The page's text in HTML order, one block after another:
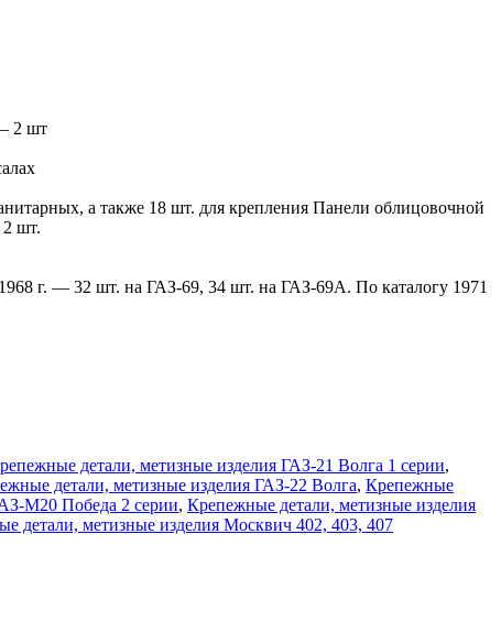
2 шт
а также 18 шт. для крепления Панели облицовочной
шт.
г. — 32 шт. на ГАЗ-69, 34 шт. на ГАЗ-69А. По каталогу 1971
детали, метизные изделия ГАЗ-21 Волга 1 серии,
детали, метизные изделия ГАЗ-22 Волга, Крепежные
М20 Победа 2 серии, Крепежные детали, метизные изделия
детали, метизные изделия Москвич 402, 403, 407